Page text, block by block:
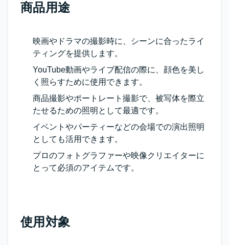
商品用途
映画やドラマの撮影時に、シーンに合ったライ
ティングを提供します。
YouTube動画やライブ配信の際に、顔色を美し
く照らすために使用できます。
商品撮影やポートレート撮影で、被写体を際立
たせるための照明として最適です。
イベントやパーティーなどの会場での演出照明
としても活用できます。
プロのフォトグラファーや映像クリエイターに
とって必須のアイテムです。
使用対象